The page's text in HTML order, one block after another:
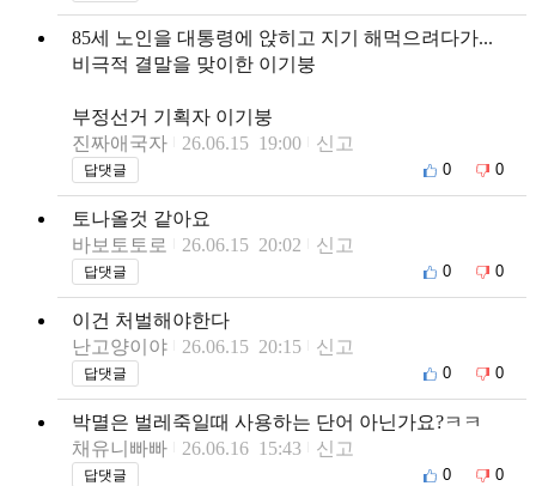
85세 노인을 대통령에 앉히고 지기 해먹으려다가...
비극적 결말을 맞이한 이기붕
부정선거 기획자 이기붕
진짜애국자
26.06.15 19:00 신고
답댓글 0 0
토나올것 같아요
바보토토로
26.06.15 20:02 신고
답댓글 0 0
이건 처벌해야한다
난고양이야
26.06.15 20:15 신고
답댓글 0 0
박멸은 벌레죽일때 사용하는 단어 아닌가요?ㅋㅋ
채유니빠빠
26.06.16 15:43 신고
답댓글 0 0